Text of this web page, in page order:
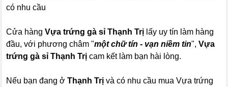
có nhu cầu
Cửa hàngVựa trứng gà sỉ Thạnh Trị lấy uy tín làm hàng
đầu, với phương châm "một chữ tín - vạn niềm tin",Vựa
trứng gà sỉ Thạnh Trị cam kết làm bạn hài lòng.
Nếu bạn đang ởThạnh Trị và có nhu cầu mua Vựa trứng